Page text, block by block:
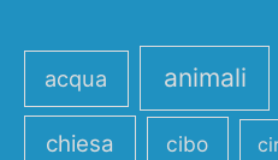
acqua animali
chiesa cibo